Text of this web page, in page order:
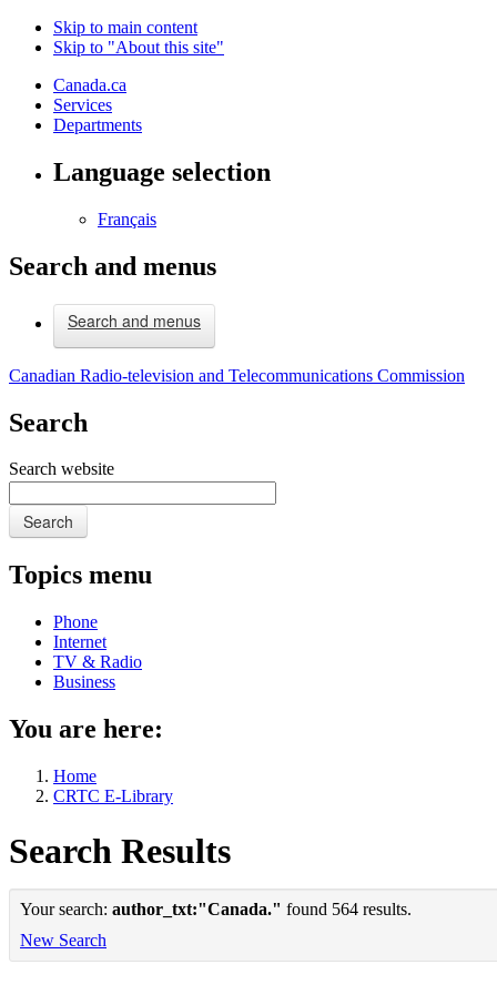
Skip to main content
Skip to "About this site"
Canada.ca
Services
Departments
Language selection
Français
Search and menus
Search and menus
Canadian Radio-television and Telecommunications Commission
Search
Search website
Search
Topics menu
Phone
Internet
TV & Radio
Business
You are here:
Home
CRTC E-Library
Search Results
Your search: author_txt:"Canada." found 564 results.
New Search